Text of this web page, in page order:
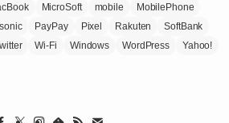
MicroSoft mobile
MobilePhone
PayPay Pixel Rakuten
SoftBank
Wi-Fi Windows WordPress
Yahoo!